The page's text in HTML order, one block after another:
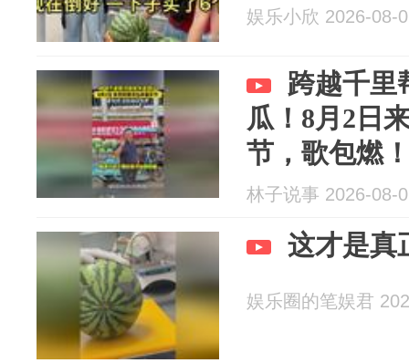
娱乐小欣 2026-08-
跨越千里
瓜！8月2日
节，歌包燃
林子说事 2026-08-
这才是真
娱乐圈的笔娱君